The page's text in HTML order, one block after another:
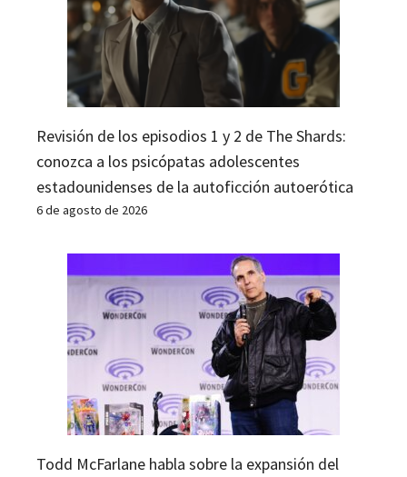
Revisión de los episodios 1 y 2 de The Shards:
conozca a los psicópatas adolescentes
estadounidenses de la autoficción autoerótica
6 de agosto de 2026
Todd McFarlane habla sobre la expansión del